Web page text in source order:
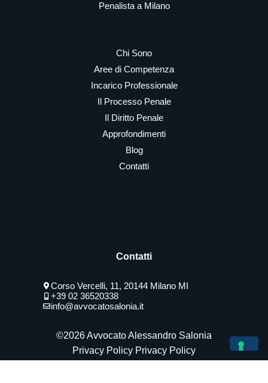
Penalista a Milano
Chi Sono
Aree di Competenza
Incarico Professionale
Il Processo Penale
Il Diritto Penale
Approfondimenti
Blog
Contatti
Contatti
Corso Vercelli, 11, 20144 Milano MI
+39 02 36520338
info@avvocatosalonia.it
©2026 Avvocato Alessandro Salonia
Privacy Policy Privacy Policy